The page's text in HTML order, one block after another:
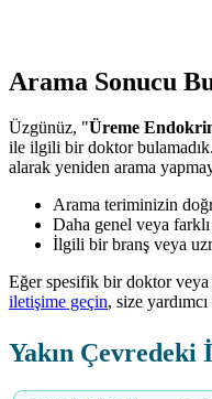
Arama Sonucu
Üzgünüz, "Üreme
ile ilgili bir doktor
alarak yeniden arama
Arama teriminizin
Daha genel veya
İlgili bir branş veya
Eğer spesifik bir doktor veya
iletişime geçin, size
Yakın Çevredeki